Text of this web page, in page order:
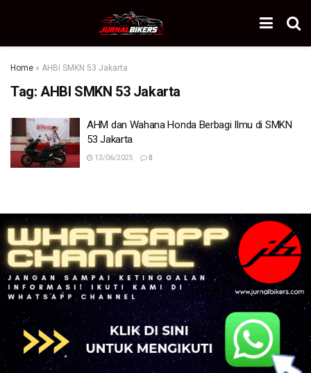
Home » AHBI SMKN 53 Jakarta
Tag: AHBI SMKN 53 Jakarta
AHM dan Wahana Honda Berbagi Ilmu di SMKN
53 Jakarta
13/06/2025 0